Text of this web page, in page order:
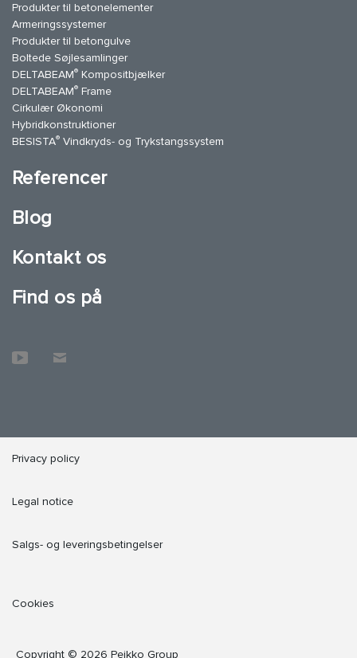
Produkter til betonelementer
Armeringssystemer
Produkter til betongulve
Boltede Søjlesamlinger
DELTABEAM® Kompositbjælker
DELTABEAM® Frame
Cirkulær Økonomi
Hybridkonstruktioner
BESISTA® Vindkryds- og Trykstangssystem
Referencer
Blog
Kontakt os
Find os på
Privacy policy
Legal notice
Salgs- og leveringsbetingelser
Cookies
Copyright © 2026 Peikko Group